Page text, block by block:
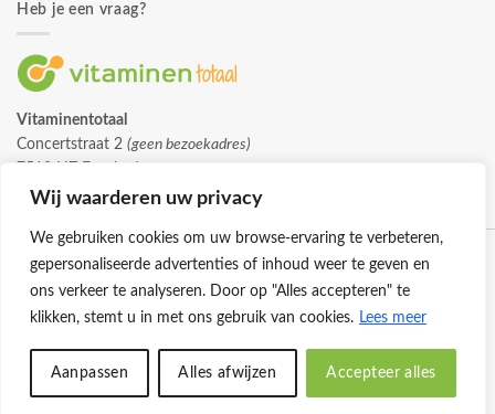
Wij waarderen uw privacy
We gebruiken cookies om uw browse-ervaring te verbeteren,
gepersonaliseerde advertenties of inhoud weer te geven en
ons verkeer te analyseren. Door op "Alles accepteren" te
klikken, stemt u in met ons gebruik van cookies. Lees meer
Aanpassen Alles afwijzen Accepteer alles
Heb je een vraag?
Vitaminentotaal
Concertstraat 2 (geen bezoekadres)
info@vitaminentotaal.nl
© 2026 -Vitaminentotaal.nl